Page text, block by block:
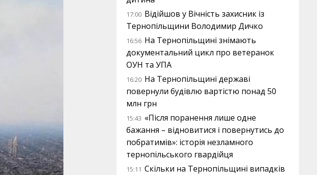
17:00 Відійшов у Вічність захисник із
Тернопільщини Володимир Дичко
16:56 На Тернопільщині знімають
документальний цикл про ветеранок
ОУН та УПА
16:20 На Тернопільщині державі
повернули будівлю вартістю понад 50
млн грн
15:43 «Після поранення лише одне
бажання – відновитися і повернутись до
побратимів»: історія незламного
тернопільського гвардійця
15:11 Скільки на Тернопільщині випадків